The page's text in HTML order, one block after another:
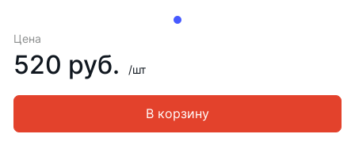
Цена
520 руб. /шт
В корзину